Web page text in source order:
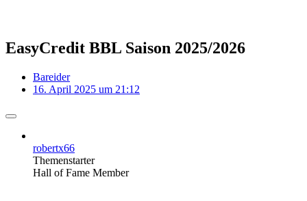
EasyCredit BBL Saison 2025/2026
Bareider
16. April 2025 um 21:12
robertx66
Themenstarter
Hall of Fame Member